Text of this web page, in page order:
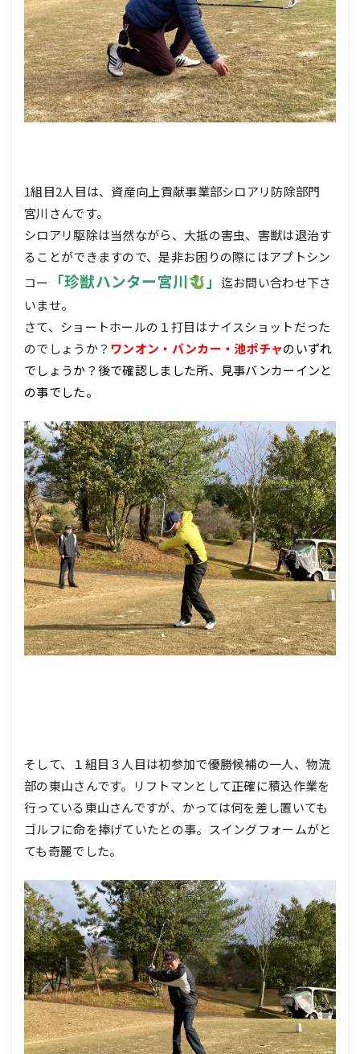
1組目2人目は、資産向上貢献事業部シロアリ防除部門
宮川さんです。
シロアリ駆除は当然ながら、大抵の害虫、害獣は退治す
ることができますので、是非お困りの際にはアプトシン
コー
「珍獣ハンター宮川 」
迄お問い合わせ下さ
いませ。
さて、ショートホールの１打目はナイスショットだった
のでしょうか？ ワンオン・バンカー・池ポチャのいずれ
でしょうか？後で確認しました所、見事バンカーインと
の事でした。
そして、１組目３人目は初参加で優勝候補の一人、物流
部の東山さんです。リフトマンとして正確に積込作業を
行っている東山さんですが、かっては何を差し置いても
ゴルフに命を捧げていたとの事。スイングフォームがと
ても奇麗でした。